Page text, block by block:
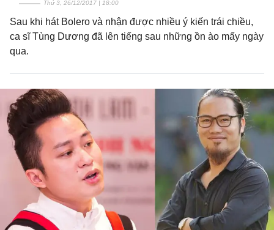
Thứ 3, 26/12/2017 | 18:00
Sau khi hát Bolero và nhận được nhiều ý kiến trái chiều,
ca sĩ Tùng Dương đã lên tiếng sau những ồn ào mấy ngày
qua.